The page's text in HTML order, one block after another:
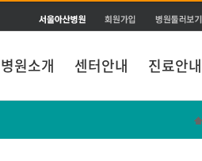
병원소개 센터안내 진료안내